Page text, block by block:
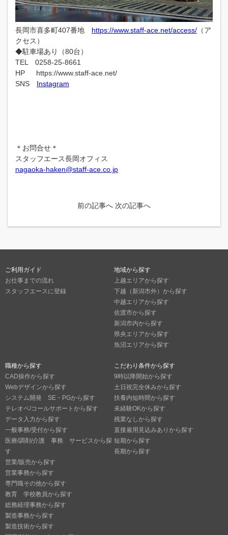
長岡市喜多町407番地 https://www.staff-ace.net/access/ （ア
クセス）
◆駐車場あり（80台）
TEL 0258-25-8661
HP https://www.staff-ace.net/
SNS Instagram
＊お問合せ＊
スタッフエース長岡オフィス
nagaoka-haken@staff-ace.co.jp
前の記事へ 次の記事へ
ご利用ガイド
お仕事までの流れ
スタッフエースに登録
地域から探す
上越エリアから探す
下越（新潟市外）から探す
中越エリアから探す
佐渡市から探す
新潟市内から探す
県央エリアから探す
魚沼エリアから探す
職種から探す
CAD操作から探す
Webデザインから探す
システム開発 SE・PGから探す
テレオペ/コールサポートから探す
データ入力から探す
一般事務/受付から探す
医療/調剤/介護 事務 サービスから探
す
営業/販売から探す
営業事務から探す
専門職その他から探す
教育 学校教員から探す
総務経理事務から探す
製造事務から探す
製造技術から探す
こだわり条件から探す
9時以降開始から探す
土日祝完全休みから探す
扶養内短時間から探す
未経験OKから探す
残業なしから探す
直接雇用見込みありから探す
短期から探す
長期から探す